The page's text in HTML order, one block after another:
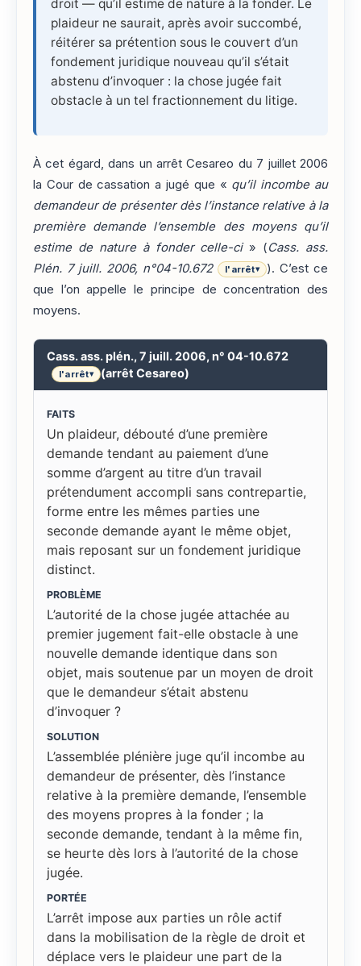
droit — qu’il estime de nature à la fonder. Le
plaideur ne saurait, après avoir succombé,
réitérer sa prétention sous le couvert d’un
fondement juridique nouveau qu’il s’était
abstenu d’invoquer : la chose jugée fait
obstacle à un tel fractionnement du litige.
À cet égard, dans un arrêt Cesareo du 7 juillet 2006
la Cour de cassation a jugé que « qu’il incombe au
demandeur de présenter dès l’instance relative à la
première demande l’ensemble des moyens qu’il
estime de nature à fonder celle-ci» (Cass. ass.
Plén. 7 juill. 2006, n°04-10.672
l'arrêt▾
). C’est ce
que l’on appelle le principe de concentration des
moyens.
Cass. ass. plén., 7 juill. 2006, n° 04-10.672
l'arrêt▾ (arrêt Cesareo)
FAITS
Un plaideur, débouté d’une première
demande tendant au paiement d’une
somme d’argent au titre d’un travail
prétendument accompli sans contrepartie,
forme entre les mêmes parties une
seconde demande ayant le même objet,
mais reposant sur un fondement juridique
distinct.
PROBLÈME
L’autorité de la chose jugée attachée au
premier jugement fait-elle obstacle à une
nouvelle demande identique dans son
objet, mais soutenue par un moyen de droit
que le demandeur s’était abstenu
d’invoquer ?
SOLUTION
L’assemblée plénière juge qu’il incombe au
demandeur de présenter, dès l’instance
relative à la première demande, l’ensemble
des moyens propres à la fonder ; la
seconde demande, tendant à la même fin,
se heurte dès lors à l’autorité de la chose
jugée.
PORTÉE
L’arrêt impose aux parties un rôle actif
dans la mobilisation de la règle de droit et
déplace vers le plaideur une part de la